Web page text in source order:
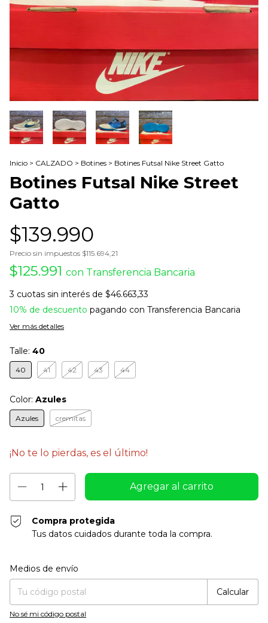
Inicio > CALZADO > Botines > Botines Futsal Nike Street Gatto
Botines Futsal Nike Street
Gatto
$139.990
Precio sin impuestos $115.694,21
$125.991 con Transferencia Bancaria
3 cuotas sin interés de $46.663,33
10% de descuento pagando con Transferencia Bancaria
Ver más detalles
Talle: 40
40 41 42 43 44
Color: Azules
Azules cremitas
¡No te lo pierdas, es el último!
Compra protegida
Tus datos cuidados durante toda la compra.
Entregas para el CP:
Medios de envío
Calcular
No sé mi código postal